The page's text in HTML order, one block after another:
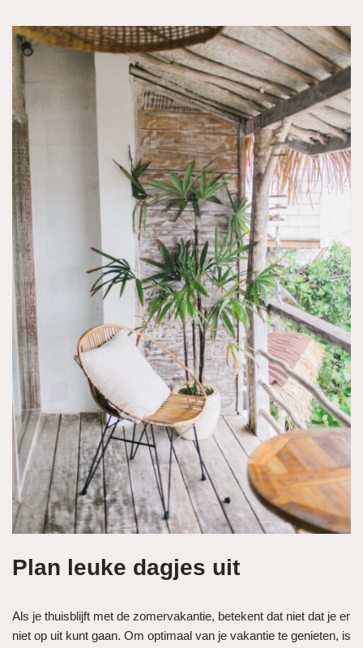
Plan leuke dagjes uit
Als je thuisblijft met de zomervakantie, betekent dat niet dat je er
niet op uit kunt gaan. Om optimaal van je vakantie te genieten, is